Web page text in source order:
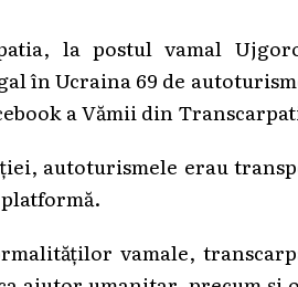
la postul vamal
în Ucraina 69 de
a Vămii din
autoturismele erau
vamale,